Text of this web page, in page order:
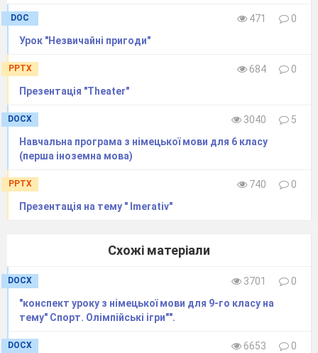
DOC 471
0
Урок "Незвичайні пригоди"
PPTX 684
0
Презентацiя "Theater"
DOCX 3040
5
Навчальна програма з німецької мови для 6 класу
(перша іноземна мова)
PPTX 740
0
Презентація на тему " Imerativ"
Схожі матеріали
DOCX 3701
0
"конспект уроку з німецької мови для 9-го класу на
тему" Спорт. Олімпійські ігри"".
DOCX 6653
0